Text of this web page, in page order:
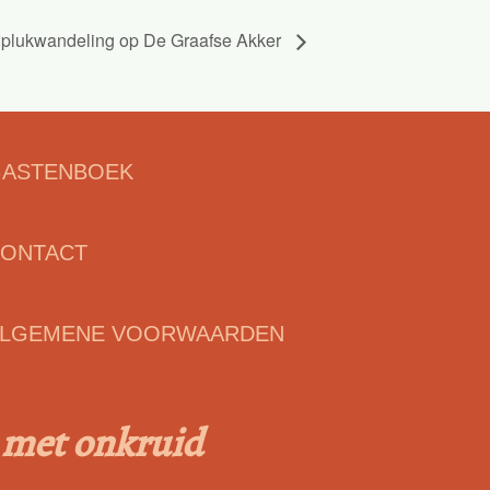
op De Graafse Akker
VOORWAARDEN
onkruid